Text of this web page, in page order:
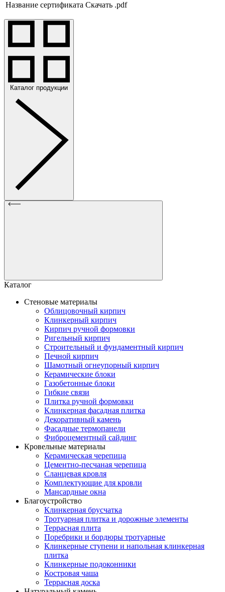
Название сертификата Скачать .pdf
Каталог продукции
Каталог
Стеновые материалы
Облицовочный кирпич
Клинкерный кирпич
Кирпич ручной формовки
Ригельный кирпич
Строительный и фундаментный кирпич
Печной кирпич
Шамотный огнеупорный кирпич
Керамические блоки
Газобетонные блоки
Гибкие связи
Плитка ручной формовки
Клинкерная фасадная плитка
Декоративный камень
Фасадные термопанели
Фиброцементный сайдинг
Кровельные материалы
Керамическая черепица
Цементно-песчаная черепица
Сланцевая кровля
Комплектующие для кровли
Мансардные окна
Благоустройство
Клинкерная брусчатка
Тротуарная плитка и дорожные элементы
Террасная плита
Поребрики и бордюры тротуарные
Клинкерные ступени и напольная клинкерная
плитка
Клинкерные подоконники
Костровая чаша
Террасная доска